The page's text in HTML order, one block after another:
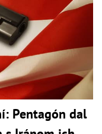
Pentagón dal